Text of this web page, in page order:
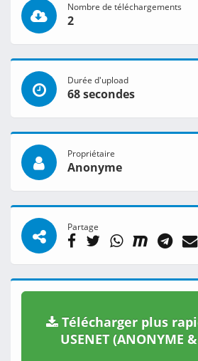
Nombre de téléchargements
2
Durée d'upload
68 secondes
Propriétaire
Anonyme
Partage
Télécharger plus
USENET (ANONYME